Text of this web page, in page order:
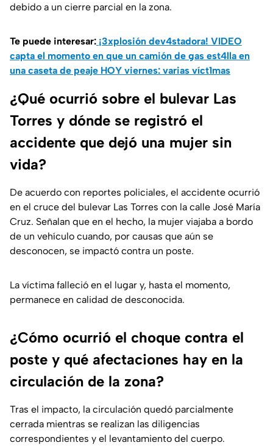
debido a un cierre parcial en la zona.
Te puede interesar: ¡3xplosión dev4stadora! VIDEO
capta el momento en que un camión de gas est4lla en
una caseta de peaje HOY viernes: varias víct1mas
¿Qué ocurrió sobre el bulevar Las
Torres y dónde se registró el
accidente que dejó una mujer sin
vida?
De acuerdo con reportes policiales, el accidente ocurrió
en el cruce del bulevar Las Torres con la calle José María
Cruz. Señalan que en el hecho, la mujer viajaba a bordo
de un vehículo cuando, por causas que aún se
desconocen, se impactó contra un poste.
La víctima falleció en el lugar y, hasta el momento,
permanece en calidad de desconocida.
¿Cómo ocurrió el choque contra el
poste y qué afectaciones hay en la
circulación de la zona?
Tras el impacto, la circulación quedó parcialmente
cerrada mientras se realizan las diligencias
correspondientes y el levantamiento del cuerpo.